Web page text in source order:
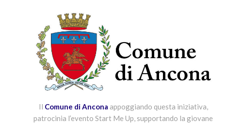
Il Comune di Ancona appoggiando questa iniziativa,
patrocinia l’evento Start Me Up, supportando la giovane